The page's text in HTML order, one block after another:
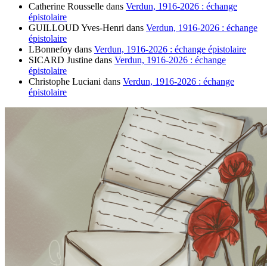
Catherine Rousselle dans Verdun, 1916-2026 : échange
épistolaire
GUILLOUD Yves-Henri dans Verdun, 1916-2026 : échange
épistolaire
LBonnefoy dans Verdun, 1916-2026 : échange épistolaire
SICARD Justine dans Verdun, 1916-2026 : échange
épistolaire
Christophe Luciani dans Verdun, 1916-2026 : échange
épistolaire